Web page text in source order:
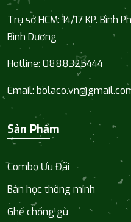
Trụ sở HCM: 14/17 KP. Bình
Bình Dương
Hotline: 0888325444
Email:
Sản Phẩm
Combo Ưu Đãi
Bàn học thông minh
Ghế chống gù